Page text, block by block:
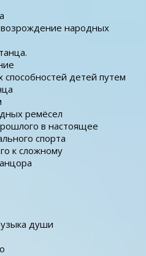
народных
способностей детей путем
ремёсел
в настоящее
спорта
к сложному
души